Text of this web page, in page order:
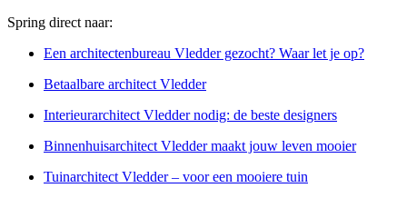
Spring direct naar:
Een architectenbureau Vledder gezocht? Waar let je op?
Betaalbare architect Vledder
Interieurarchitect Vledder nodig: de beste designers
Binnenhuisarchitect Vledder maakt jouw leven mooier
Tuinarchitect Vledder – voor een mooiere tuin